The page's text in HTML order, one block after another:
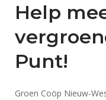
Help
Punt!
Groen Coöp Nieuw-